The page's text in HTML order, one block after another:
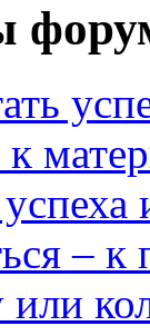
– к
или